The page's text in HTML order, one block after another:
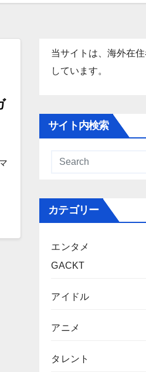
当サイトは、海外在
しています。
サイト内検索
カテゴリー
エンタメ
GACKT
アイドル
アニメ
タレント